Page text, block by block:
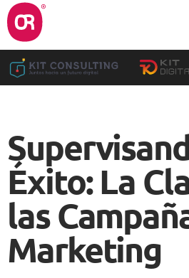
Éxito: La
las
Marketing